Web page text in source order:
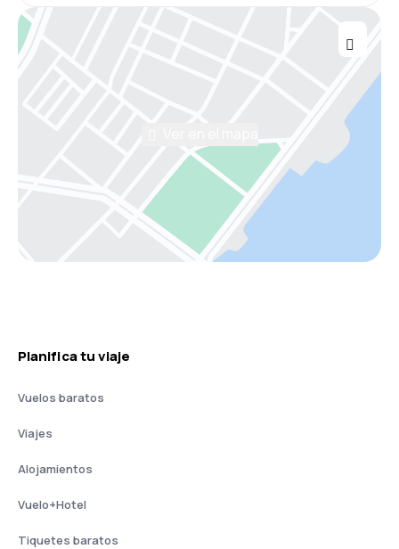
Planifica tu viaje
Vuelos baratos
Viajes
Alojamientos
Vuelo+Hotel
Tiquetes baratos